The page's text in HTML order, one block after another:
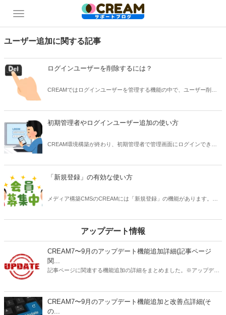
ユーザー追加に関する記事
ログインユーザーを削除するには？
CREAMではログインユーザーを管理する機能の中で、ユーザー削除
初期管理者やログインユーザー追加の使い方
CREAM環境構築が終わり、初期管理者で管理画面にログインできる
「新規登録」の有効な使い方
メディア構築CMSのCREAMには「新規登録」の機能があります。会
アップデート情報
CREAM7〜9月のアップデート機能追加詳細(記事ページ
関...
記事ページに関連する機能追加の詳細をまとめました。※アップデー
CREAM7〜9月のアップデート機能追加と改善点詳細(そ
の...